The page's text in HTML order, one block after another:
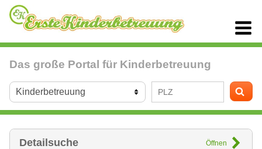
Das große Portal für Kinderbetreuung
Detailsuche Öffnen